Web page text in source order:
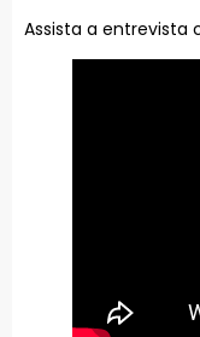
Assista a entrevista